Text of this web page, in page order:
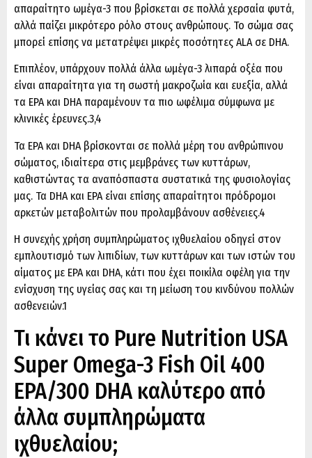
απαραίτητο ωμέγα-3 που βρίσκεται σε πολλά χερσαία φυτά,
αλλά παίζει μικρότερο ρόλο στους ανθρώπους. Το σώμα σας
μπορεί επίσης να μετατρέψει μικρές ποσότητες ALA σε DHA.
Επιπλέον, υπάρχουν πολλά άλλα ωμέγα-3 λιπαρά οξέα που
είναι απαραίτητα για τη σωστή μακροζωία και ευεξία, αλλά
τα EPA και DHA παραμένουν τα πιο ωφέλιμα σύμφωνα με
κλινικές έρευνες.3,4
Τα EPA και DHA βρίσκονται σε πολλά μέρη του ανθρώπινου
σώματος, ιδιαίτερα στις μεμβράνες των κυττάρων,
καθιστώντας τα αναπόσπαστα συστατικά της φυσιολογίας
μας. Τα DHA και EPA είναι επίσης απαραίτητοι πρόδρομοι
αρκετών μεταβολιτών που προλαμβάνουν ασθένειες.4
Η συνεχής χρήση συμπληρώματος ιχθυελαίου οδηγεί στον
εμπλουτισμό των λιπιδίων, των κυττάρων και των ιστών του
αίματος με EPA και DHA, κάτι που έχει ποικίλα οφέλη για την
ενίσχυση της υγείας σας και τη μείωση του κινδύνου πολλών
ασθενειών.1
Τι κάνει το Pure Nutrition USA
Super Omega-3 Fish Oil 400
EPA/300 DHA καλύτερο από
άλλα συμπληρώματα
ιχθυελαίου;